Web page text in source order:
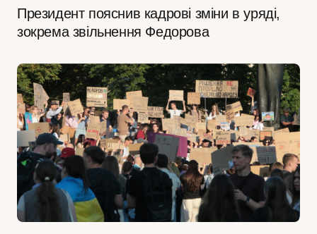
Президент пояснив кадрові зміни в уряді,
зокрема звільнення Федорова